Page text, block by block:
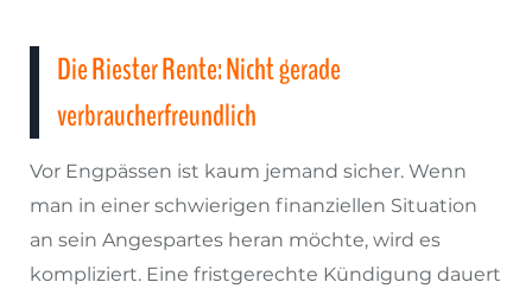
Die Riester Rente: Nicht gerade
verbraucherfreundlich
Vor Engpässen ist kaum jemand sicher. Wenn
man in einer schwierigen finanziellen Situation
an sein Angespartes heran möchte, wird es
kompliziert. Eine fristgerechte Kündigung dauert